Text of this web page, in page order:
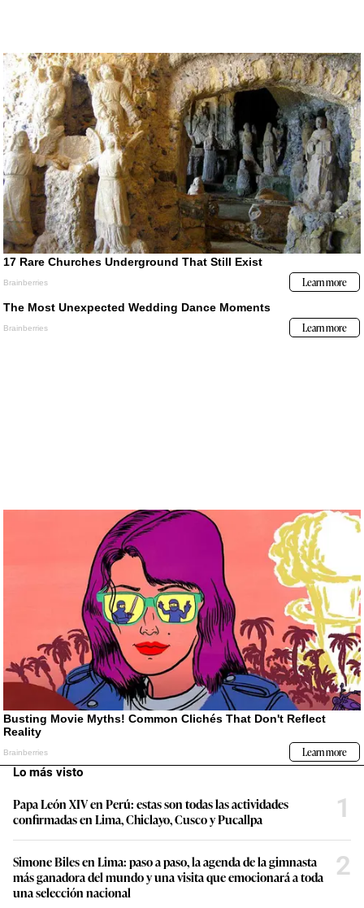
Lo más visto
Papa León XIV en Perú: estas son todas las actividades
confirmadas en Lima, Chiclayo, Cusco y Pucallpa
1
Simone Biles en Lima: paso a paso, la agenda de la gimnasta
más ganadora del mundo y una visita que emocionará a toda
una selección nacional
2